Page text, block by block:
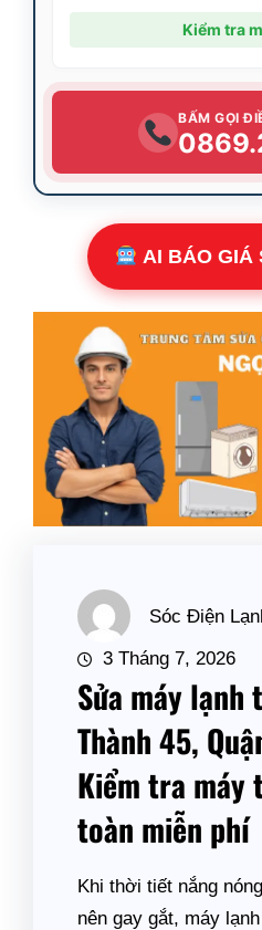
Kiểm tra
BẤM GỌI
AI BÁO GIÁ
Sóc Điện
3 Tháng 7, 2026
Sửa máy lạnh
Thành 45,
Kiểm tra máy
toàn miễn phí
Khi thời tiết nắng
nên gay gắt, máy